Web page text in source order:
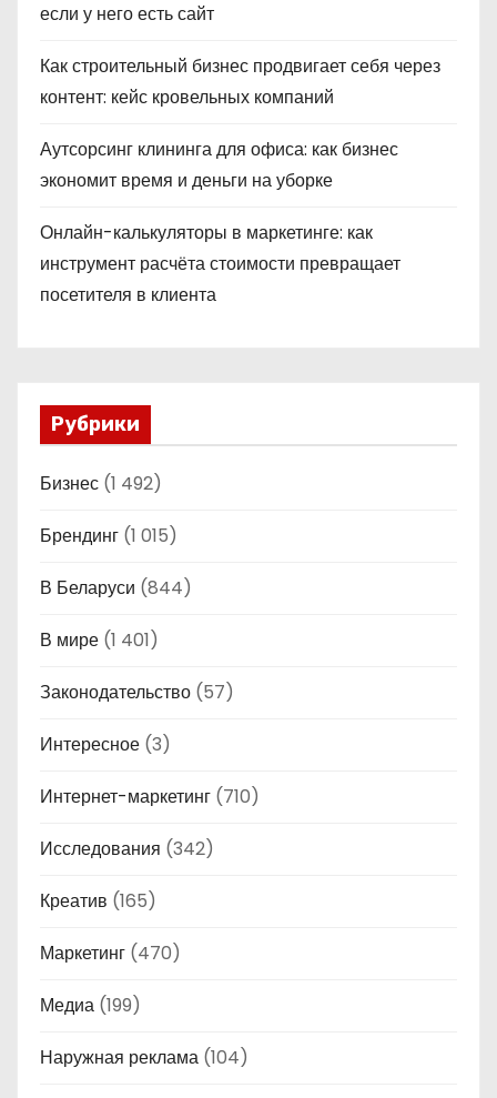
если у него есть сайт
Как строительный бизнес продвигает себя через
контент: кейс кровельных компаний
Аутсорсинг клининга для офиса: как бизнес
экономит время и деньги на уборке
Онлайн-калькуляторы в маркетинге: как
инструмент расчёта стоимости превращает
посетителя в клиента
Рубрики
Бизнес (1 492)
Брендинг (1 015)
В Беларуси (844)
В мире (1 401)
Законодательство (57)
Интересное (3)
Интернет-маркетинг (710)
Исследования (342)
Креатив (165)
Маркетинг (470)
Медиа (199)
Наружная реклама (104)